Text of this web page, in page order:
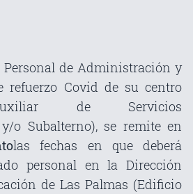
de Administración y
refuerzo Covid de su centro
de Servicios
o Subalterno), se remite en
las fechas en que deberá
personal en la Dirección
de Las Palmas (Edificio